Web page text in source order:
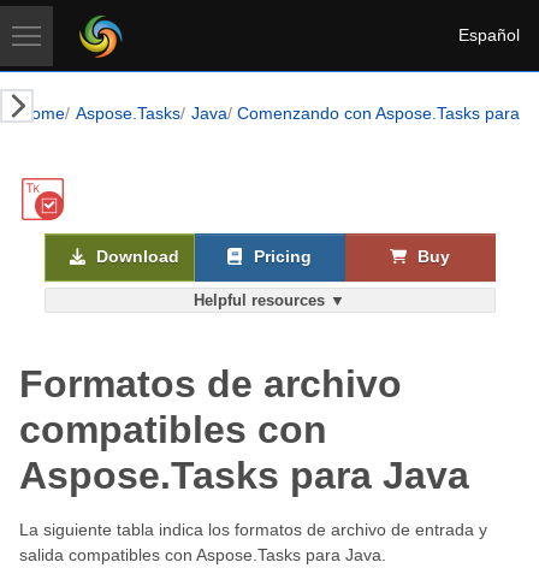
Español
Home Aspose.Tasks Java Comenzando con Aspose.Tasks para
Helpful resources ▼
Download Pricing Buy
Formatos de archivo
compatibles con
Aspose.Tasks para Java
La siguiente tabla indica los formatos de archivo de entrada y
salida compatibles con Aspose.Tasks para Java.